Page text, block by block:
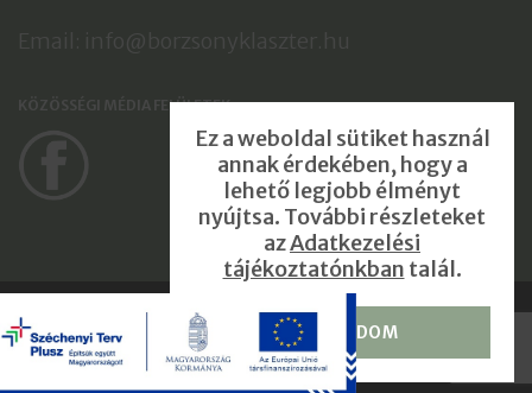
KÖZÖSSÉGI MÉDIA FELÜLETEK
Börzsöny Kapuja Klaszter © |
Privacy Policy
Impressum
Ez a weboldal sütiket használ
annak érdekében, hogy a
lehető legjobb élményt
nyújtsa. További részleteket
azAdatkezelési
tájékoztatónkban talál.
ELFOGADOM